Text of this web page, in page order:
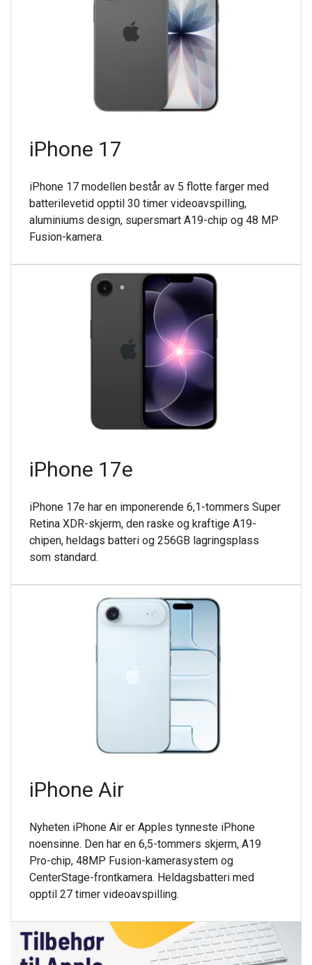
iPhone 17
iPhone 17 modellen består av 5 flotte farger med
batterilevetid opptil 30 timer videoavspilling,
aluminiums design, supersmart A19-chip og 48 MP
Fusion-kamera.
iPhone 17e
iPhone 17e har en imponerende 6,1-tommers Super
Retina XDR-skjerm, den raske og kraftige A19-
chipen, heldags batteri og 256GB lagringsplass
som standard.
iPhone Air
Nyheten iPhone Air er Apples tynneste iPhone
noensinne. Den har en 6,5-tommers skjerm, A19
Pro-chip, 48MP Fusion-kamerasystem og
CenterStage-frontkamera. Heldagsbatteri med
opptil 27 timer videoavspilling.